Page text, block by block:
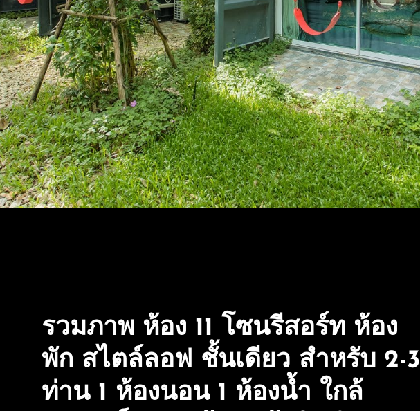
*มี
หลาย
คลิป*
เลือก
ชม
ได้
ค่ะ
อัฟ
เดท
เรื่อยๆ
รวมภาพ ห้อง 11 โซนรีสอร์ท ห้อง
พัก สไตล์ลอฟ ชั้นเดียว สำหรับ 2-3
ท่าน 1 ห้องนอน 1 ห้องน้ำ ใกล้